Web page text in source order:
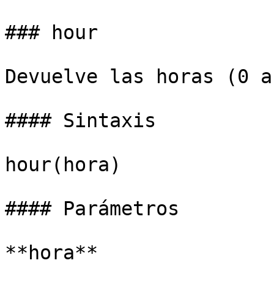
### hour
Devuelve las horas (0
#### Sintaxis
hour(hora)
#### Parámetros
**hora**